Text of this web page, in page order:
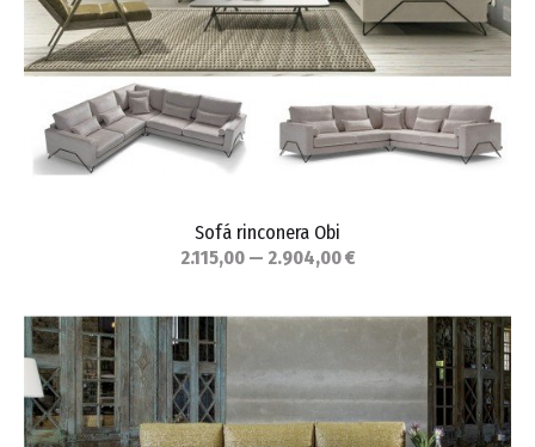
Sofá rinconera Obi
2.115,00 — 2.904,00 €